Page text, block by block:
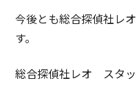
今後とも総合探偵社レ
す。
総合探偵社レオ スタ